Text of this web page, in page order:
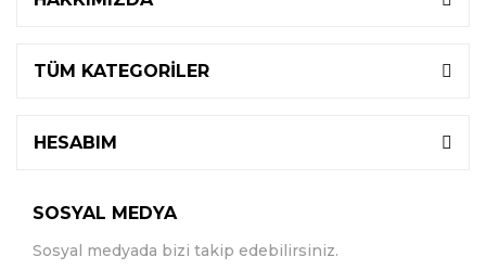
TÜM KATEGORİLER
HESABIM
SOSYAL MEDYA
Sosyal medyada bizi takip edebilirsiniz.